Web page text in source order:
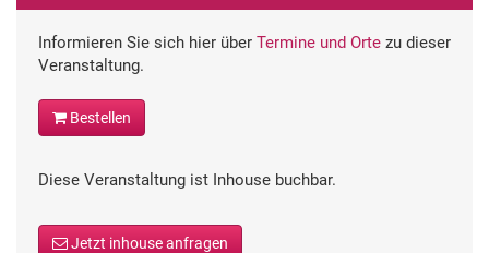
Informieren Sie sich hier über Termine und Orte zu dieser
Veranstaltung.
Bestellen
Diese Veranstaltung ist Inhouse buchbar.
Jetzt inhouse anfragen